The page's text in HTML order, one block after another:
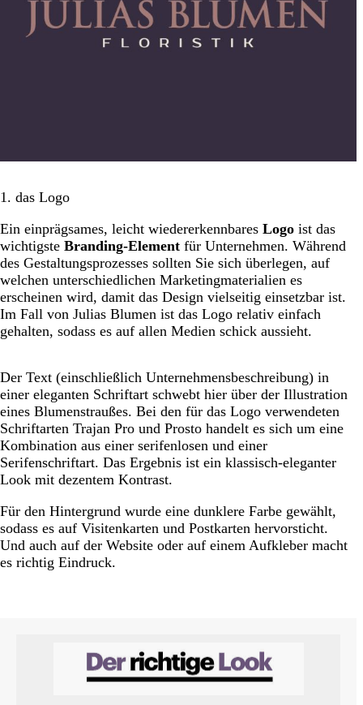
1. das Logo
Ein einprägsames, leicht wiedererkennbares Logo ist das
wichtigste Branding-Element für Unternehmen. Während
des Gestaltungsprozesses sollten Sie sich überlegen, auf
welchen unterschiedlichen Marketingmaterialien es
erscheinen wird, damit das Design vielseitig einsetzbar ist.
Im Fall von Julias Blumen ist das Logo relativ einfach
gehalten, sodass es auf allen Medien schick aussieht.
Der Text (einschließlich Unternehmensbeschreibung) in
einer eleganten Schriftart schwebt hier über der Illustration
eines Blumenstraußes. Bei den für das Logo verwendeten
Schriftarten Trajan Pro und Prosto handelt es sich um eine
Kombination aus einer serifenlosen und einer
Serifenschriftart. Das Ergebnis ist ein klassisch-eleganter
Look mit dezentem Kontrast.
Für den Hintergrund wurde eine dunklere Farbe gewählt,
sodass es auf Visitenkarten und Postkarten hervorsticht.
Und auch auf der Website oder auf einem Aufkleber macht
es richtig Eindruck.